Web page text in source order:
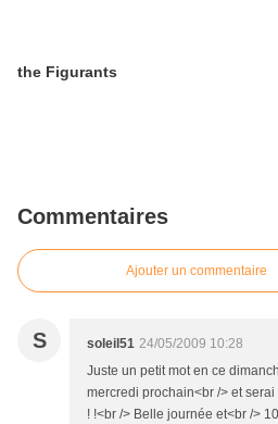
the Figurants
Commentaires
Ajouter un commentaire
S soleil51 24/05/2009 10:28
Juste un petit mot en ce
mercredi prochain<br /> et
! !<br /> Belle journée et<br />